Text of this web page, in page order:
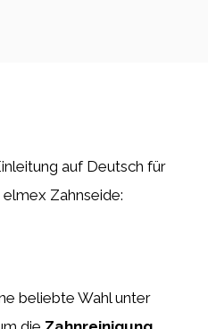
auf Deutsch für
Zahnseide:
beliebte Wahl unter